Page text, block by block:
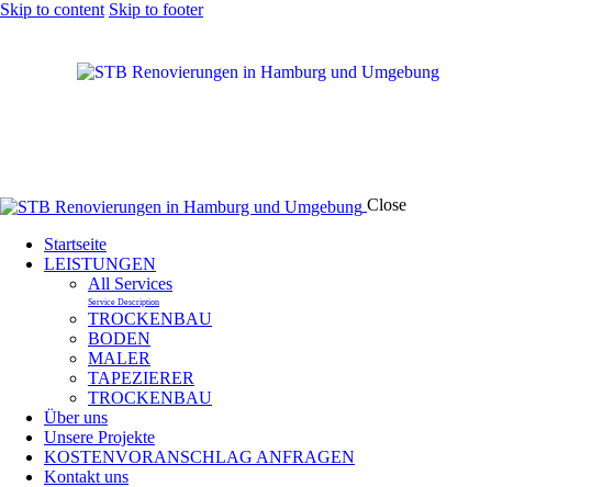
Skip to content Skip to footer
Close
Startseite
LEISTUNGEN
All Services
Service Description
TROCKENBAU
BODEN
MALER
TAPEZIERER
TROCKENBAU
Über uns
Unsere Projekte
KOSTENVORANSCHLAG ANFRAGEN
Kontakt uns